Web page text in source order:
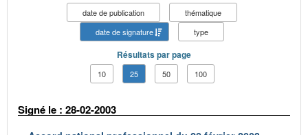
date de publication
thématique
date de signature
type
Résultats par page
10 25 50 100
Signé le : 28-02-2003